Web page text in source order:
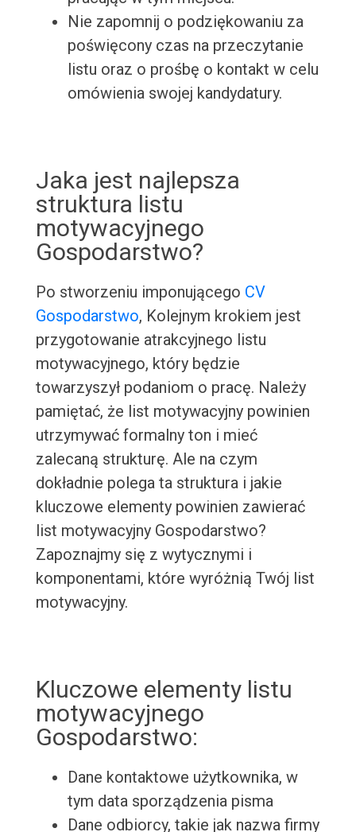
Nie zapomnij o podziękowaniu za
poświęcony czas na przeczytanie
listu oraz o prośbę o kontakt w celu
omówienia swojej kandydatury.
Jaka jest najlepsza
struktura listu
motywacyjnego
Gospodarstwo?
Po stworzeniu imponującego CV
Gospodarstwo, Kolejnym krokiem jest
przygotowanie atrakcyjnego listu
motywacyjnego, który będzie
towarzyszył podaniom o pracę. Należy
pamiętać, że list motywacyjny powinien
utrzymywać formalny ton i mieć
zalecaną strukturę. Ale na czym
dokładnie polega ta struktura i jakie
kluczowe elementy powinien zawierać
list motywacyjny Gospodarstwo?
Zapoznajmy się z wytycznymi i
komponentami, które wyróżnią Twój list
motywacyjny.
Kluczowe elementy listu
motywacyjnego
Gospodarstwo:
Dane kontaktowe użytkownika, w
tym data sporządzenia pisma
Dane odbiorcy, takie jak nazwa firmy